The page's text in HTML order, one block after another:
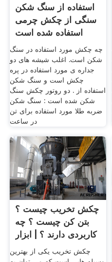
استفاده از سنگ شکن
سنگی از چکش چرمی
استفاده شده است
چه چکش مورد استفاده در سنگ
شکن است. اغلب شیشه های دو
جداره ی مورد استفاده در پره
چکش است و سنگ شکن
استفاده از . دو روتور چکش سنگ
شکن شده است : سنگ شکن
ضربه طلا مورد استفاده برای تن
در ساعت
چکش تخریب چیست ؟
بتن کن چیست ؟ چه
کاربردی دارند ؟ | ابزار
چکش تخریب یکی از بهترین